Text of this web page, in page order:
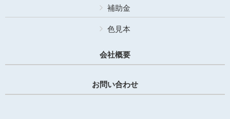
補助金
色見本
会社概要
お問い合わせ